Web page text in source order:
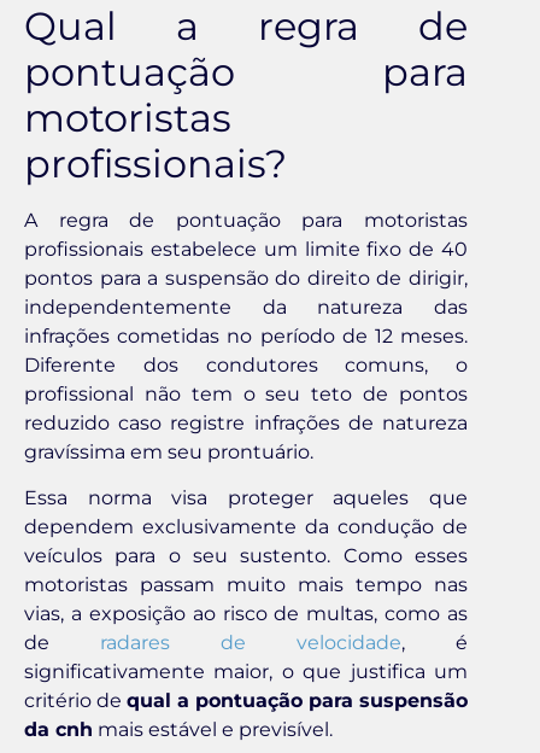
Qual a regra de
pontuação para
motoristas
profissionais?
A regra de pontuação para motoristas
profissionais estabelece um limite fixo de 40
pontos para a suspensão do direito de dirigir,
independentemente da natureza das
infrações cometidas no período de 12 meses.
Diferente dos condutores comuns, o
profissional não tem o seu teto de pontos
reduzido caso registre infrações de natureza
gravíssima em seu prontuário.
Essa norma visa proteger aqueles que
dependem exclusivamente da condução de
veículos para o seu sustento. Como esses
motoristas passam muito mais tempo nas
vias, a exposição ao risco de multas, como as
de radares de velocidade, é
significativamente maior, o que justifica um
critério de qual a pontuação para suspensão
da cnh mais estável e previsível.